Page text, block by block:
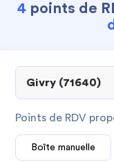
4 points de
Points de RDV
Boîte manuelle